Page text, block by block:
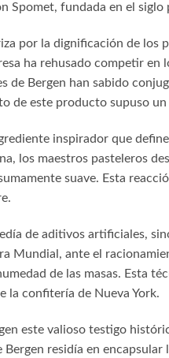
Spomet, fundada en el siglo
por la dignificación de
ha rehusado competir
de Bergen han sabido
de este producto supuso
inspirador que
los maestros pasteleros
suave. Esta
de aditivos artificiales,
Mundial, ante el
de las masas. Esta
la confitería de Nueva York.
este valioso testigo
residía en